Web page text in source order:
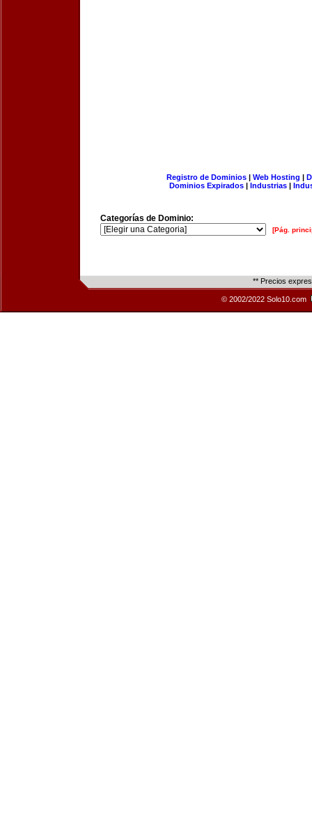
Registro de Dominios| Web Hosting |
Dominios Expirados | Industrias |
Categorías de Dominio:
[Pág.
** Precios
© 2002/2022 Solo10.com